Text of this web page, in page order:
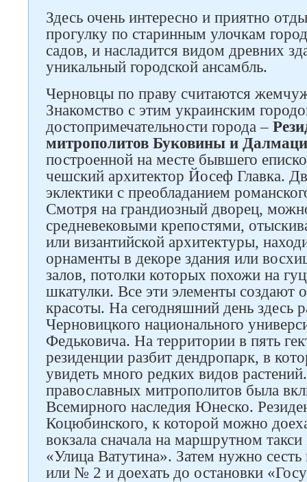
Здесь очень интересно и приятно
прогулку по старинным улочкам
садов, и насладится видом древних
уникальный городской ансамбль.
Черновцы по праву считаются
Знакомство с этим украинским
достопримечательности города –
митрополитов Буковины и
построенной на месте бывшего
чешский архитектор Йосеф Главка.
эклектики с преобладанием
Смотря на грандиозный дворец,
средневековыми крепостями,
или византийской архитектуры,
орнаменты в декоре здания или
залов, потолки которых похожи на
шкатулки. Все эти элементы создают
красоты. На сегодняшний день здесь
Черновицкого национального
Федьковича. На территории в пять
резиденции разбит дендропарк, в
увидеть много редких видов
православных митрополитов была
Всемирного наследия Юнеско.
Коцюбинского, к которой можно
вокзала сначала на маршрутном
«Улица Ватутина». Затем нужно
или № 2 и доехать до остановки